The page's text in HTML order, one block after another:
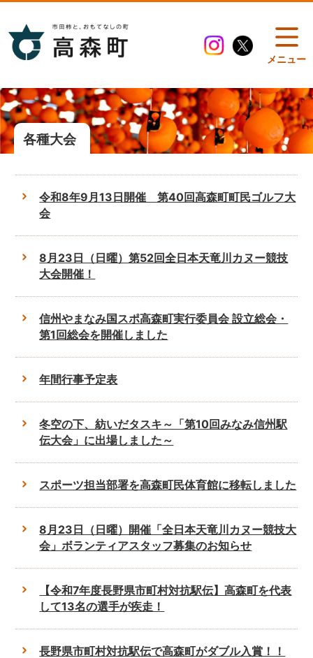
メニュー
各種大会
令和8年9月13日開催 第40回高森町町民ゴルフ大
会
8月23日（日曜）第52回全日本天竜川カヌー競技
大会開催！
信州やまなみ国スポ高森町実行委員会 設立総会・
第1回総会を開催しました
年間行事予定表
冬空の下、紡いだタスキ～「第10回みなみ信州駅
伝大会」に出場しました～
スポーツ担当部署を高森町民体育館に移転しました
8月23日（日曜）開催「全日本天竜川カヌー競技大
会」ボランティアスタッフ募集のお知らせ
【令和7年度長野県市町村対抗駅伝】高森町を代表
して13名の選手が疾走！
長野県市町村対抗駅伝で高森町がダブル入賞！！